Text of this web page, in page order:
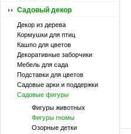
Садовый декор
Декор из дерева
Кормушки для птиц
Кашпо для цветов
Декоративные заборчики
Мебель для сада
Подставки для цветов
Садовые арки и поддержки
Садовые фигуры
Фигуры животных
Фигуры гномы
Озорные детки